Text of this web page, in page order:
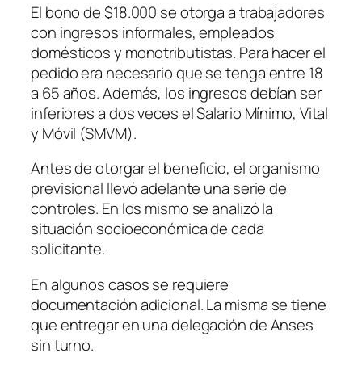
El bono de $18.000 se otorga a trabajadores
con ingresos informales, empleados
domésticos y monotributistas. Para hacer el
pedido era necesario que se tenga entre 18
a 65 años. Además, los ingresos debían ser
inferiores a dos veces el Salario Mínimo, Vital
y Móvil (SMVM).
Antes de otorgar el beneficio, el organismo
previsional llevó adelante una serie de
controles. En los mismo se analizó la
situación socioeconómica de cada
solicitante.
En algunos casos se requiere
documentación adicional. La misma se tiene
que entregar en una delegación de Anses
sin turno.